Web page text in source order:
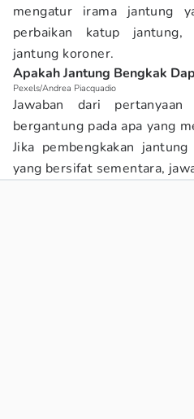
mengatur irama jantung
perbaikan katup
jantung koroner.
Apakah Jantung Bengkak
Pexels/Andrea Piacquadio
Jawaban dari
bergantung pada apa yang
Jika pembengkakan
yang bersifat sementara,